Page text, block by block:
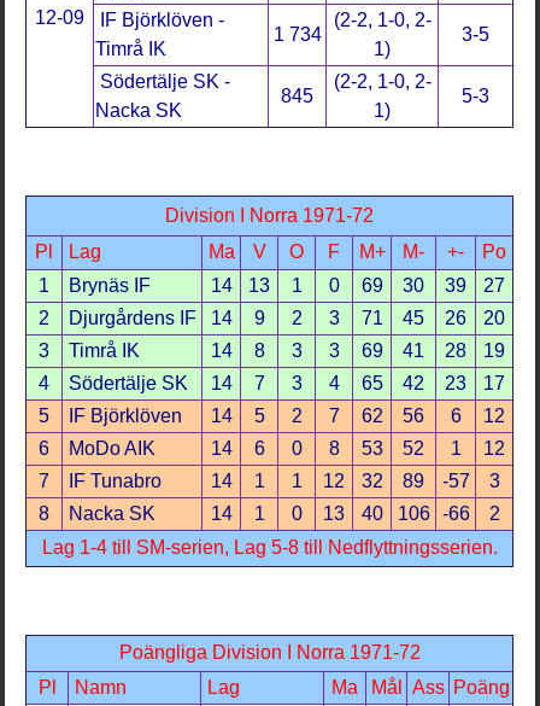
12-09
IF Björklöven -
Timrå IK
1 734
(2-2, 1-0, 2-
1)
3-5
Södertälje SK -
Nacka SK
845
(2-2, 1-0, 2-
1)
5-3
Division I Norra 1971-72
Pl
Lag Ma V O F M+ M- +-
Po
1
Brynäs IF 14 13 1 0 69 30 39
27
2
Djurgårdens IF 14 9 2 3 71 45 26
20
3
Timrå IK 14 8 3 3 69 41 28
19
4
Södertälje SK 14 7 3 4 65 42 23
17
5
IF Björklöven 14 5 2 7 62 56 6
12
6
MoDo AIK 14 6 0 8 53 52 1
12
7
IF Tunabro 14 1 1 12 32 89 -57
3
8
Nacka SK 14 1 0 13 40 106 -66
2
Lag 1-4 till SM-serien, Lag 5-8 till Nedflyttningsserien.
Poängliga Division I Norra 1971-72
Pl
Namn Lag Ma Mål Ass Poäng